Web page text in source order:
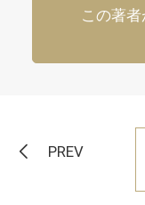
この著
PREV